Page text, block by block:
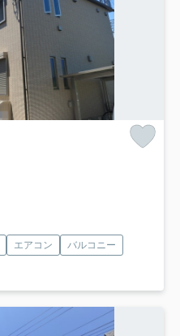
エアコン
バルコニー